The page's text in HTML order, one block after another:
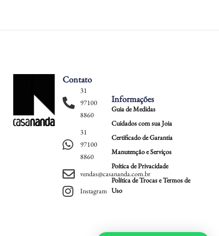
Contato
31
97100
8860
31
97100
8860
vendas@casananda.com.br
Instagram
Informações
Guia de Medidas
Cuidados com sua Joia
Certificado de Garantia
Manutenção e Serviços
Poítica de Privacidade
Política de Trocas e Termos de
Uso